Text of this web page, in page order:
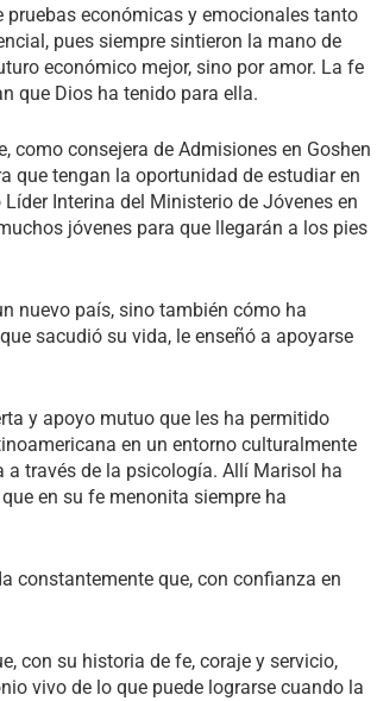
pruebas económicas y emocionales tanto
pues siempre sintieron la mano de
económico mejor, sino por amor. La fe
que Dios ha tenido para ella.
como consejera de Admisiones en Goshen
que tengan la oportunidad de estudiar en
Interina del Ministerio de Jóvenes en
jóvenes para que llegarán a los pies
nuevo país, sino también cómo ha
sacudió su vida, le enseñó a apoyarse
y apoyo mutuo que les ha permitido
en un entorno culturalmente
a través de la psicología. Allí Marisol ha
en su fe menonita siempre ha
constantemente que, con confianza en
con su historia de fe, coraje y servicio,
vivo de lo que puede lograrse cuando la